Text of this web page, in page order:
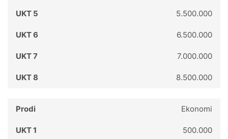
5.500.000
6.500.000
7.000.000
8.500.000
Ekonomi
500.000